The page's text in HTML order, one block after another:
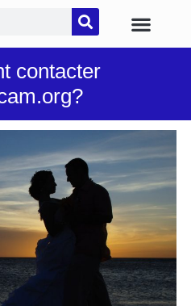
contacter